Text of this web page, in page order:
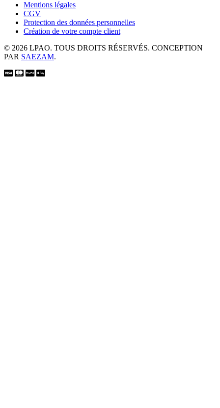
Mentions légales
CGV
Protection des données personnelles
Création de votre compte client
© 2026 LPAO. TOUS DROITS RÉSERVÉS. CONCEPTION
PAR SAEZAM.